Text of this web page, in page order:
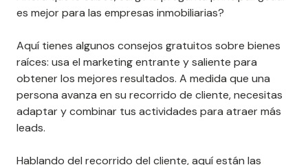
es mejor para las empresas inmobiliarias?
Aquí tienes algunos consejos gratuitos sobre bienes
raíces: usa el marketing entrante y saliente para
obtener los mejores resultados. A medida que una
persona avanza en su recorrido de cliente, necesitas
adaptar y combinar tus actividades para atraer más
leads.
Hablando del recorrido del cliente, aquí están las